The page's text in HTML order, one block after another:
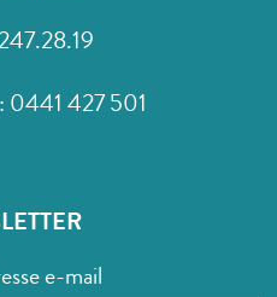
0441 427 501
e-mail